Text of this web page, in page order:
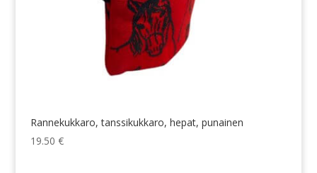
Rannekukkaro, tanssikukkaro, hepat, punainen
19.50 €